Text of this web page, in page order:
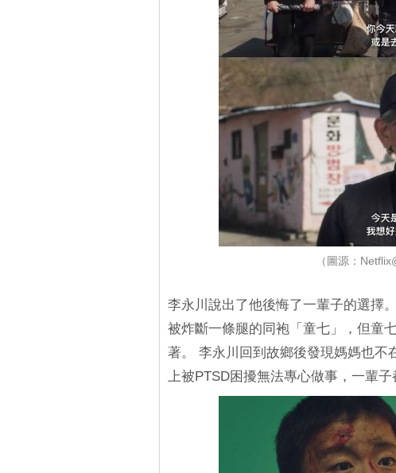
（圖源：
李永川說出了他後悔了一輩子的選擇
被炸斷一條腿的同袍「童七」，但童
著。 李永川回到故鄉後發現媽媽也不
上被PTSD困擾無法專心做事，一輩子